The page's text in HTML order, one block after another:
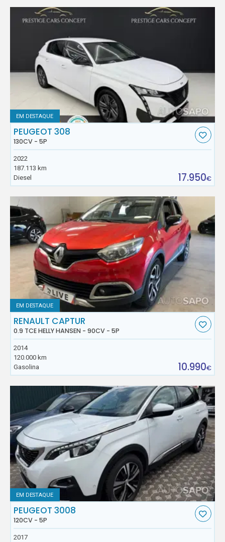
EM DESTAQUE
PEUGEOT 308
130CV - 5P
2022
187.113 km
Diesel
17.950€
EM DESTAQUE
RENAULT CAPTUR
0.9 TCE HELLY HANSEN - 90CV - 5P
2014
120.000 km
Gasolina
10.990€
EM DESTAQUE
PEUGEOT 3008
120CV - 5P
2017